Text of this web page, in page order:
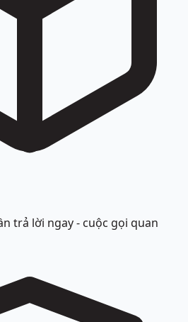
trả lời ngay - cuộc gọi quan